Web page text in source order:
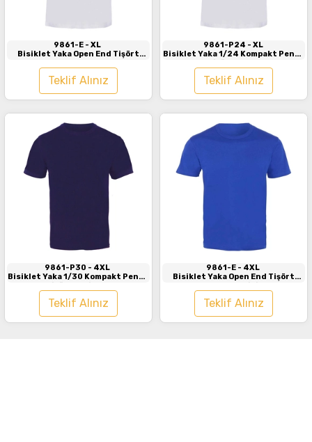
9861-E - XL
Bisiklet Yaka Open End Tişört
Teklif Alınız
9861-P24 - XL
Bisiklet Yaka 1/24 Kompakt Penye
Teklif Alınız
9861-P30 - 4XL
Bisiklet Yaka 1/30 Kompakt Penye
Tişört Lacivert
Teklif Alınız
9861-E - 4XL
Bisiklet Yaka Open End Tişört
Saks Mavisi
Teklif Alınız